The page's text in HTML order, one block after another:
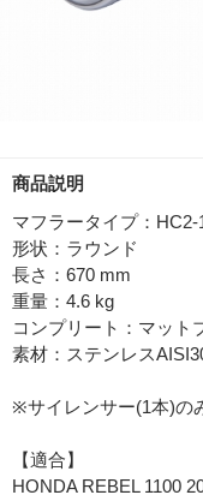
商品説明
マフラータイプ：HC2-
形状：ラウンド
長さ：670 mm
重量：4.6 kg
コンプリート：マッ
素材：ステンレス
※サイレンサー(1本)の
【適合】
HONDA REBEL 1100